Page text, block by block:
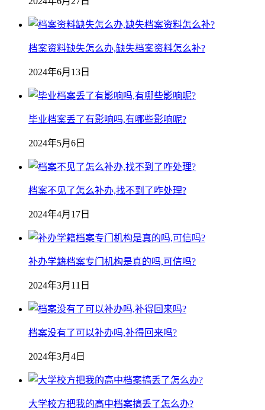
档案资料缺失怎么办,缺失档案资料怎么补?
2024年6月13日
毕业档案丢了有影响吗,有哪些影响呢?
2024年5月6日
档案不见了怎么补办,找不到了咋处理?
2024年4月17日
补办学籍档案专门机构是真的吗,可信吗?
2024年3月11日
档案没有了可以补办吗,补得回来吗?
2024年3月4日
大学校方把我的高中档案搞丢了怎么办?